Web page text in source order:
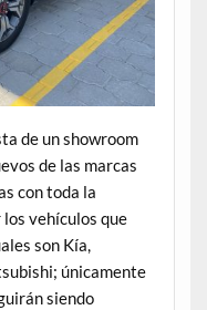
de un showroom
de las marcas
con toda la
vehículos que
son Kía,
únicamente
siendo